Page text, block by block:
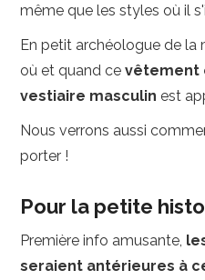
même que les styles où il
En petit archéologue de la
où et quand cevêtement
vestiaire masculinest
Nous verrons aussi
porter !
Pour la petite
Première info amusante,
seraient antérieures à